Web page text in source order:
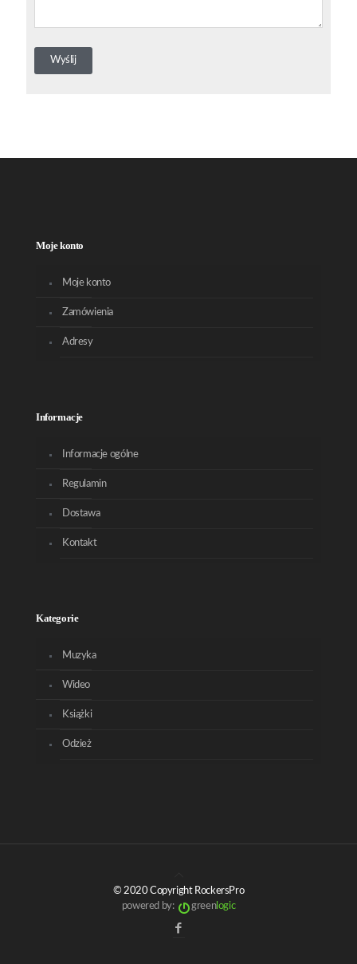
Moje konto
Moje konto
Zamówienia
Adresy
Informacje
Informacje ogólne
Regulamin
Dostawa
Kontakt
Kategorie
Muzyka
Wideo
Książki
Odzież
© 2020 Copyright RockersPro
powered by:
greenlogic